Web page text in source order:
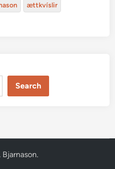
ættkvíslir
Search
.